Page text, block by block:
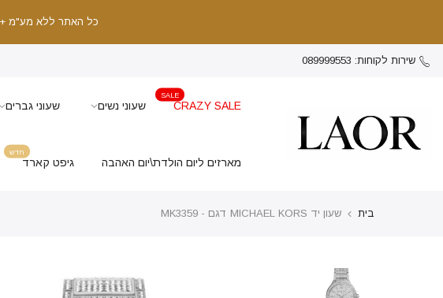
כל האתר ללא מע"מ
שירות לקוחות: 089999553
CRAZY SALE
SALE
שעוני נשים שעוני גברים
מארזים ליום הולדת\יום האהבה גיפט קארד
חדש
בית שעון יד MICHAEL KORS דגם - MK3359